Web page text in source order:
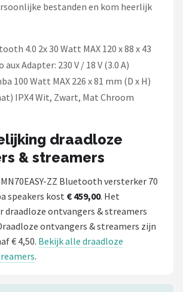
bestanden en kom heerlijk
4.0 2x 30 Watt MAX 120 x 88 x 43
Adapter: 230 V / 18 V (3.0 A)
100 Watt MAX 226 x 81 mm (D x H)
IPX4 Wit, Zwart, Mat Chroom
draadloze
& streamers
ZZ Bluetooth versterker 70
speakers kost € 459,00. Het
draadloze ontvangers & streamers
ontvangers & streamers zijn
€ 4,50. Bekijk alle draadloze
.